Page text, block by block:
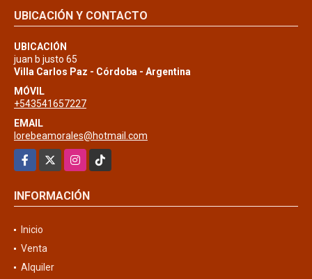
UBICACIÓN Y CONTACTO
UBICACIÓN
juan b justo 65
Villa Carlos Paz - Córdoba - Argentina
MÓVIL
+543541657227
EMAIL
lorebeamorales@hotmail.com
Facebook
InstagramTikTok
INFORMACIÓN
Inicio
Venta
Alquiler